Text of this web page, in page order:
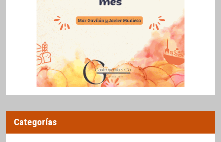
Categorías